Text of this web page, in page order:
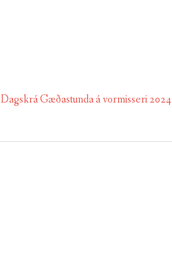
Dagskrá Gæðastunda á vormisseri 2024